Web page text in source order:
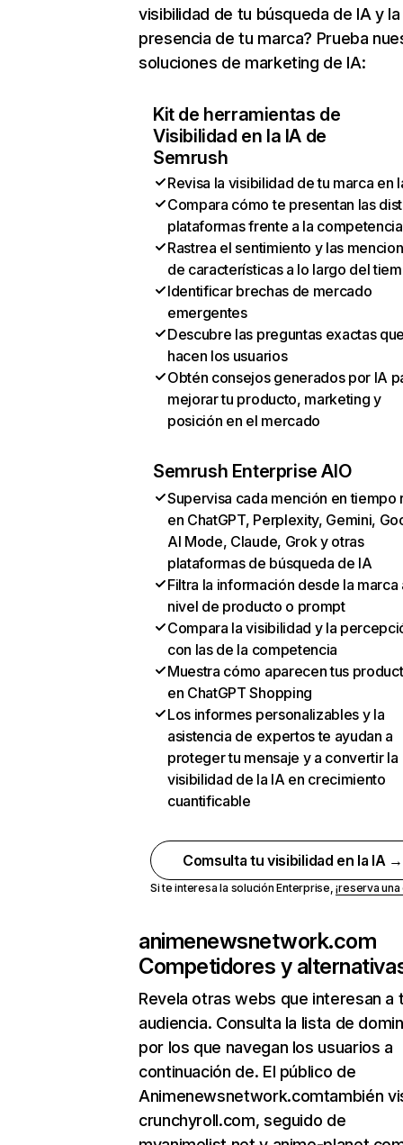
visibilidad de tu búsqueda de IA y la
presencia de tu marca? Prueba
soluciones de marketing de IA:
Kit de herramientas de
Visibilidad en la IA de
Semrush
Revisa la visibilidad de tu marca en
Compara cómo te presentan las
plataformas frente a la competencia
Rastrea el sentimiento y las
de características a lo largo del
Identificar brechas de mercado
emergentes
Descubre las preguntas exactas
hacen los usuarios
Obtén consejos generados por IA
mejorar tu producto, marketing y
posición en el mercado
Semrush Enterprise AIO
Supervisa cada mención en tiempo
en ChatGPT, Perplexity, Gemini,
AI Mode, Claude, Grok y otras
plataformas de búsqueda de IA
Filtra la información desde la marca
nivel de producto o prompt
Compara la visibilidad y la
con las de la competencia
Muestra cómo aparecen tus
en ChatGPT Shopping
Los informes personalizables y la
asistencia de expertos te ayudan a
proteger tu mensaje y a convertir la
visibilidad de la IA en crecimiento
cuantificable
Comsulta tu visibilidad en la IA →
Si te interesa la solución Enterprise,¡reserva
animenewsnetwork.com
Competidores y
Revela otras webs que interesan a
audiencia. Consulta la lista de
por los que navegan los usuarios a
continuación de. El público de
Animenewsnetwork.comtambién
crunchyroll.com, seguido de